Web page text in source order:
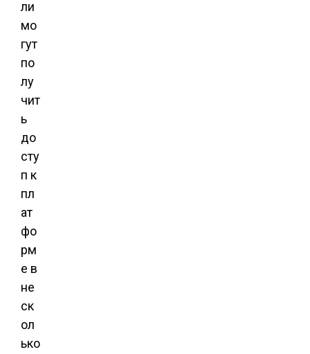
ли
мо
гут
по
лу
чит
ь
до
сту
п к
пл
ат
фо
рм
е в
не
ск
ол
ько